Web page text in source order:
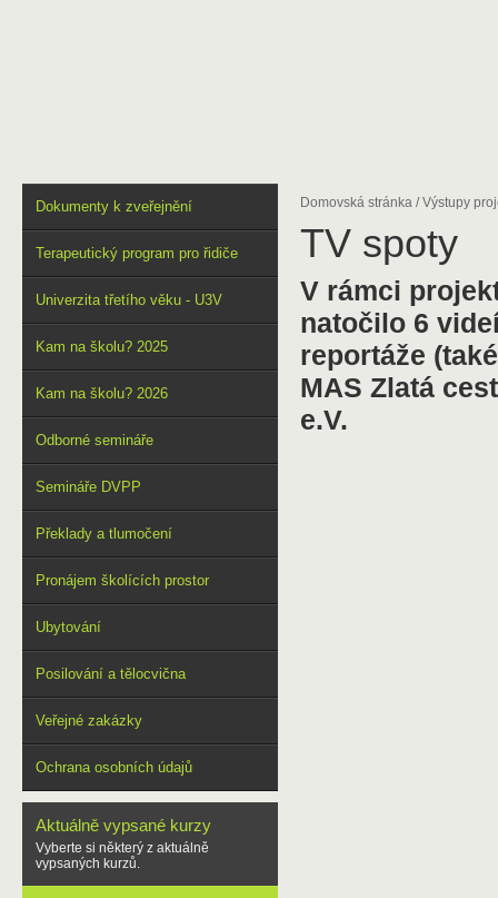
Dokumenty k zveřejnění
Terapeutický program pro řidiče
Univerzita třetího věku - U3V
Kam na školu? 2025
Kam na školu? 2026
Odborné semináře
Semináře DVPP
Překlady a tlumočení
Pronájem školících prostor
Ubytování
Posilování a tělocvična
Veřejné zakázky
Ochrana osobních údajů
Aktuálně vypsané kurzy
Vyberte si některý z aktuálně
vypsaných kurzů.
Domovská stránka /Výstupy
TV spoty
V rámci
natočilo 6
reportáže
MAS Zlatá
e.V.